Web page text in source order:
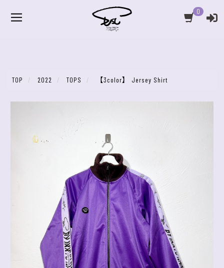
0
TOP 2022 TOPS 【3color】 Jersey Shirt